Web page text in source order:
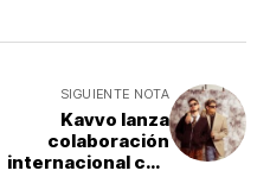
SIGUIENTE NOTA
Kavvo lanza
colaboración
internacional con